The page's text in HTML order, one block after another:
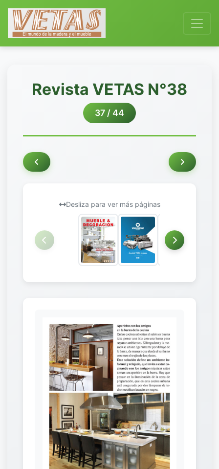
Revista VETAS N°38
37 / 44
Desliza para ver más páginas